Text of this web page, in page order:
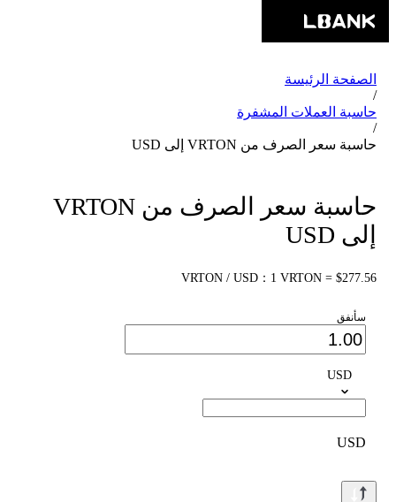
الصفحة الرئيسة
/
حاسبة العملات المشفرة
/
حاسبة سعر الصرف من VRTON إلى USD
حاسبة سعر الصرف من VRTON
إلى USD
VRTON / USD：1 VRTON = $277.56
سأنفق
USD
USD